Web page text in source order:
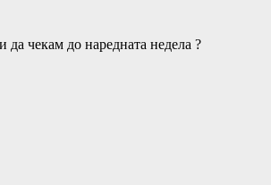
да чекам до наредната недела ?